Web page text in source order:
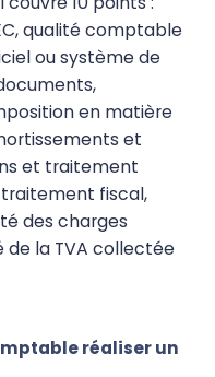
qualité comptable
ou système de
en matière
et
et traitement
fiscal,
des charges
de la TVA collectée
réaliser un